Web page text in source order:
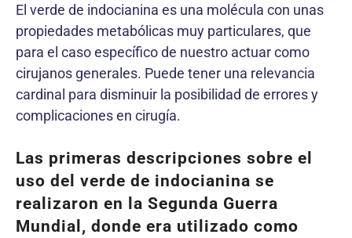
El verde de indocianina es una molécula con unas
propiedades metabólicas muy particulares, que
para el caso específico de nuestro actuar como
cirujanos generales. Puede tener una relevancia
cardinal para disminuir la posibilidad de errores y
complicaciones en cirugía.
Las primeras descripciones sobre el
uso del verde de indocianina se
realizaron en la Segunda Guerra
Mundial, donde era utilizado como